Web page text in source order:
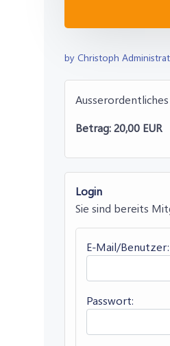
by Christoph
Betrag: 20,00 EUR
Login
Sie sind bereits
E-Mail/Benutzer:
Passwort: